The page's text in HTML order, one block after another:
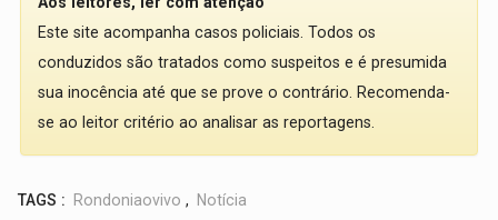
Este site acompanha casos policiais. Todos os
conduzidos são tratados como suspeitos e é presumida
sua inocência até que se prove o contrário. Recomenda-
se ao leitor critério ao analisar as reportagens.
TAGS : Rondoniaovivo , Notícia